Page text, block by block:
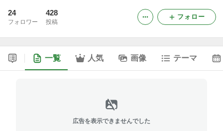
24
フォロワー
428
投稿
フォロー
一覧 人気 画像 テーマ
広告を表示できませんでした